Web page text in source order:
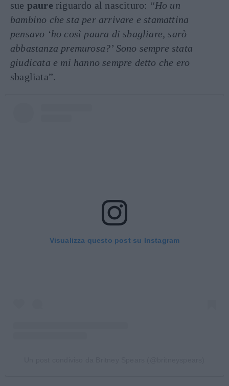
sue paure riguardo al nascituro: “Ho un
bambino che sta per arrivare e stamattina
pensavo ‘ho così paura di sbagliare, sarò
abbastanza premurosa?’ Sono sempre stata
giudicata e mi hanno sempre detto che ero
sbagliata”.
Visualizza questo post su Instagram